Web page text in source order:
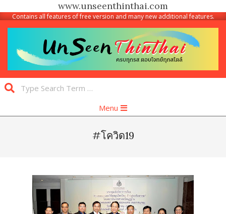
www.unseenthinthai.com
SkipContains all features of free version and many new additional features.
Unseen
Thinthai
Navigation
Menu
#โควิด19